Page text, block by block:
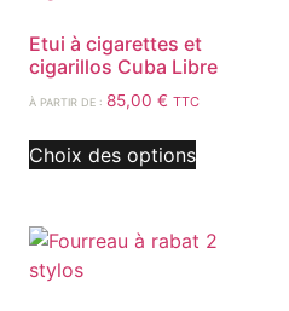
Etui à cigarettes et
cigarillos Cuba Libre
À PARTIR DE : 85,00 € TTC
Choix des options